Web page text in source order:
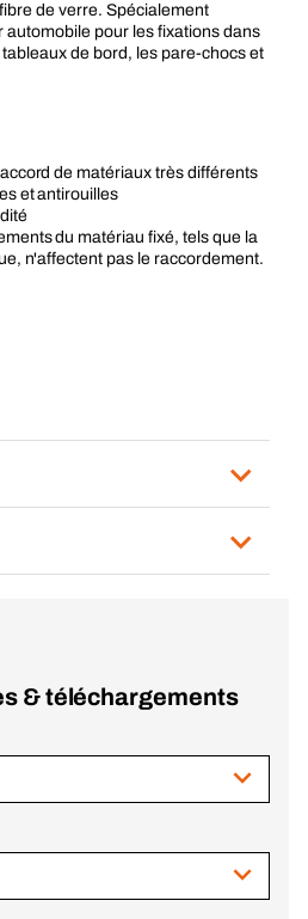
de verre. Spécialement
automobile pour les fixations dans
de bord, les pare-chocs et
de matériaux très différents
et antirouilles
du matériau fixé, tels que la
n'affectent pas le raccordement.
& téléchargements